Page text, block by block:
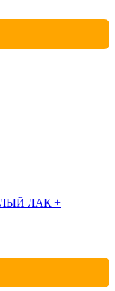
ЛАК +